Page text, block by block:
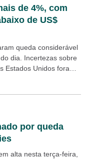
de 4%, com
de US$
queda considerável
dia. Incertezas sobre
Unidos foram
por queda
alta nesta terça-feira,